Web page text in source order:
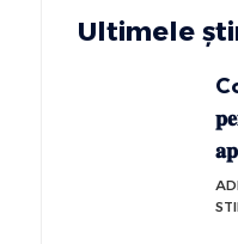
Ultimele